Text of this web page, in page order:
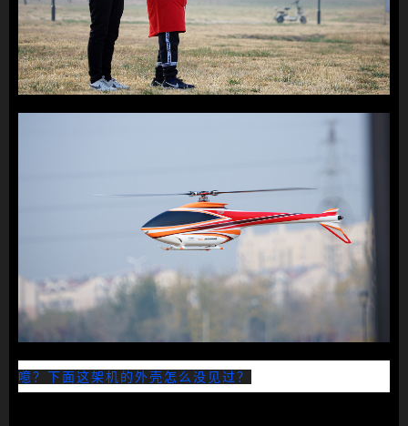
噫？下面这架机的外壳怎么没见过？